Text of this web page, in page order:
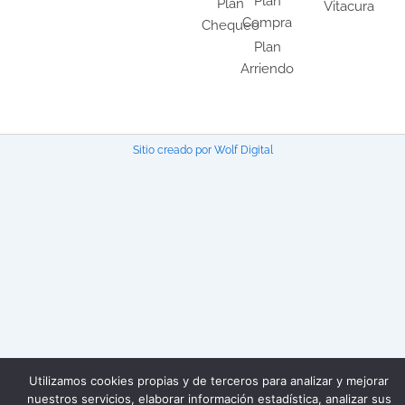
Plan
ChequeoCompra
Plan
Arriendo
Vitacura
Sitio creado por Wolf Digital
Utilizamos cookies propias y de terceros para analizar y mejorar
nuestros servicios, elaborar información estadística, analizar sus